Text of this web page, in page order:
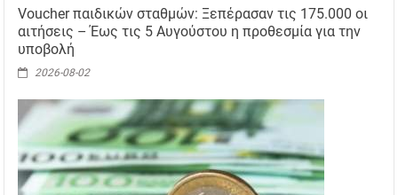
Voucher παιδικών σταθμών: Ξεπέρασαν τις 175.000 οι
αιτήσεις – Έως τις 5 Αυγούστου η προθεσμία για την
υποβολή
2026-08-02